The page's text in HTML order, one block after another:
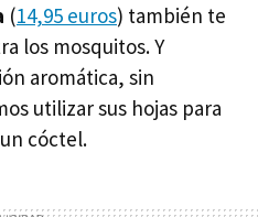
(14,95 euros) también te
los mosquitos. Y
aromática, sin
utilizar sus hojas para
cóctel.